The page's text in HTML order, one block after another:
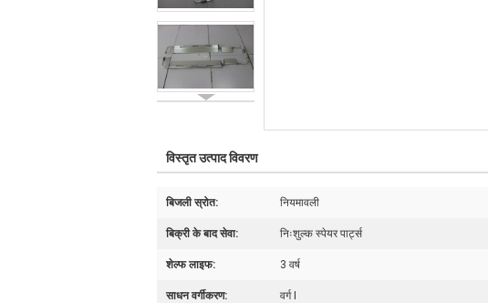
विस्तृत उत्पाद विवरण
बिजली स्रोत: नियमावली
बिक्री के बाद सेवा: निःशुल्क स्पेयर पार्ट्स
शेल्फ लाइफ: 3 वर्ष
साधन वर्गीकरण: वर्ग I